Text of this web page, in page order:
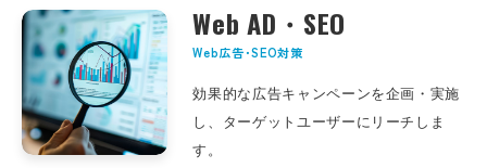
Web AD・SEO
Web広告･SEO対策
効果的な広告キャンペーンを企画・実施
し、ターゲットユーザーにリーチしま
す。